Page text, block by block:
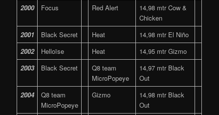
2000
Focus Red Alert
14,98 mtr Cow &
Chicken
2001
Black Secret Heat
14,98 mtr El Niño
2002
Helloïse Heat
14,95 mtr Gizmo
2003
Black Secret
Q8 team
MicroPopeye
14,97 mtr Black
Out
2004
Q8 team
MicroPopeye
Gizmo
14,98 mtr Black
Out